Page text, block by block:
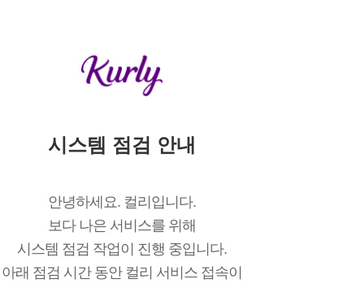
시스템 점검 안내
안녕하세요. 컬리입니다.
보다 나은 서비스를 위해
시스템 점검 작업이 진행 중입니다.
아래 점검 시간 동안 컬리 서비스 접속이